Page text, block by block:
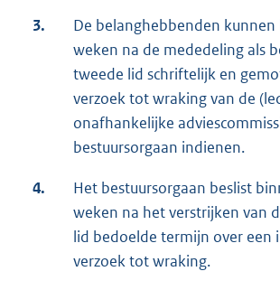
3.
De belanghebbenden
weken na de mededeling als
tweede lid schriftelijk en
verzoek tot wraking van de
onafhankelijke
bestuursorgaan indienen.
4.
Het bestuursorgaan beslist
weken na het verstrijken van
lid bedoelde termijn over een
verzoek tot wraking.